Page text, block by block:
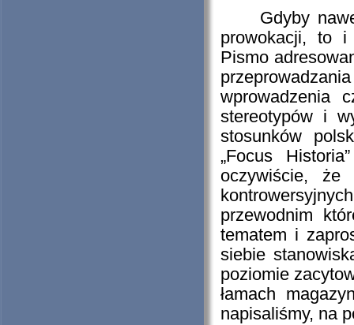
Gdyby nawet
prowokacji, to i
Pismo
wprowadzenia
stereotypów i
stosunków
„Focus
oczywiście,
przewodnim
tematem i
siebie
poziomie
łamach
napisaliśmy, na